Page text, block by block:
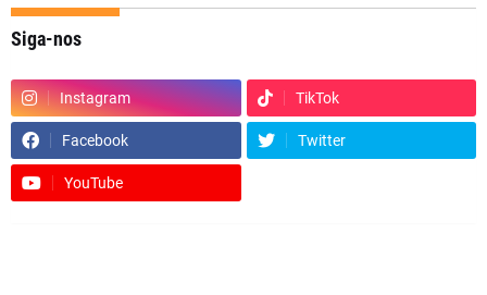
Siga-nos
Instagram TikTok
Facebook Twitter
YouTube